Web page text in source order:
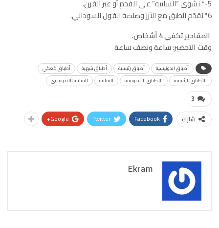
5-* نشوي “الساتيه” على الفحم أو عبر الفرن.
6* نقدّم الطبق مع الأرز وصلصة الفول السوداني.
المقادير تكفي 4 أشخاص.
وقت التحضير: ساعة ونصف ساعة
أطباق اندونيسية أطباق رئيسية أطباق شهية
أطباق كعكي
الأطباق الرئيسية
الاطباق الاندنوسية الساتيه الساتيه الاندونيسي
3
شارك Facebook
Twitter
Google+
Ekram